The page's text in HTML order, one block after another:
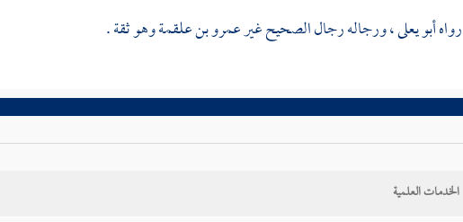
رواهأبو يعلى، ورجاله رجال الصحيح غيرعمرو بن علقمةوهو ثقة .
الخدمات العلمية